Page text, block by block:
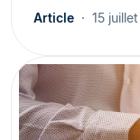
Article 15